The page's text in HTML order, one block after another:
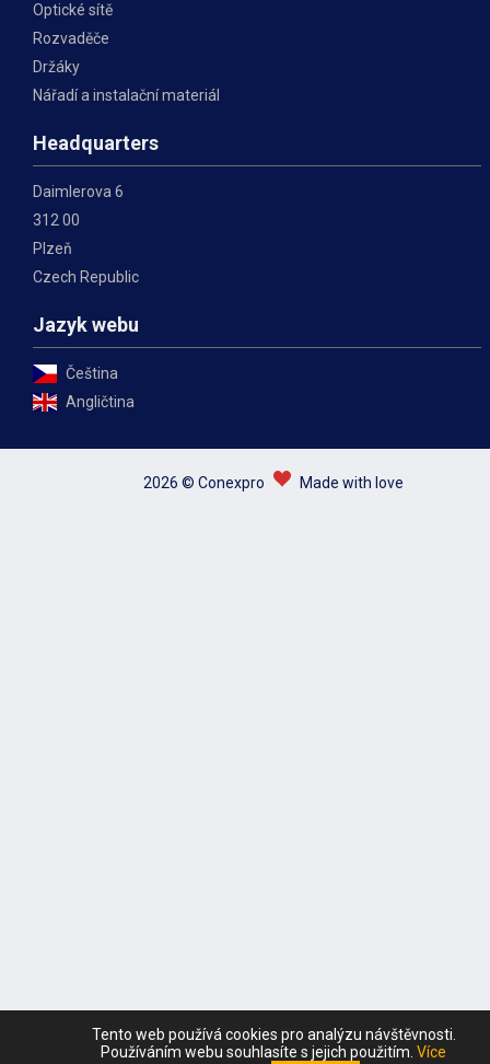
Optické sítě
Rozvaděče
Držáky
Nářadí a instalační materiál
Headquarters
Daimlerova 6
312 00
Plzeň
Czech Republic
Jazyk webu
Čeština
Angličtina
2026 © Conexpro Made with love
Tento web používá cookies pro analýzu návštěvnosti.
Používáním webu souhlasíte s jejich použitím. Více